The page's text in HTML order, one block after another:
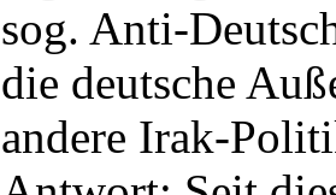
sog. Anti-
die deutsche
andere Irak-